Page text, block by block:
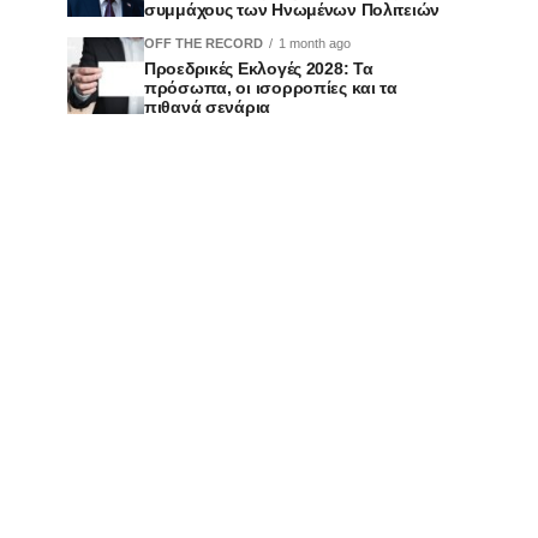
συμμάχους των Ηνωμένων Πολιτειών
OFF THE RECORD 1 month ago
Προεδρικές Εκλογές 2028: Τα
πρόσωπα, οι ισορροπίες και τα
πιθανά σενάρια